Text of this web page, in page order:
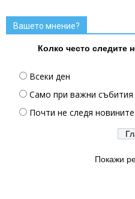
Вашето мнение?
Колко често следите
Всеки ден
Само при важни събития
Почти не следя
Покажи